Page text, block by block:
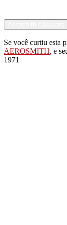
Se você curtiu esta
AEROSMITH, e
1971